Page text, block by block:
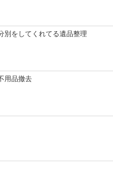
別をしてくれてる遺品整理
用品撤去